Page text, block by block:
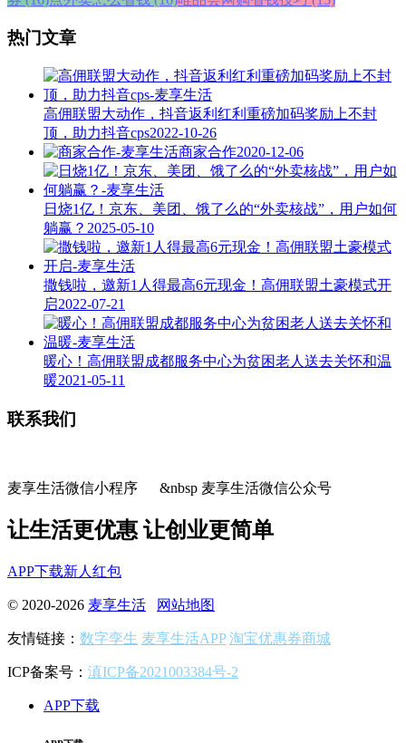
热门文章
高佣联盟大动作，抖音返利红利重磅加码奖励上不封
顶，助力抖音cps2022-10-26
商家合作2020-12-06
日烧1亿！京东、美团、饿了么的“外卖核战”，用户如何
躺赢？ 2025-05-10
撒钱啦，邀新1人得最高6元现金！高佣联盟土豪模式开
启2022-07-21
暖心！高佣联盟成都服务中心为贫困老人送去关怀和温
暖2021-05-11
联系我们
麦享生活微信小程序 &nbsp 麦享生活微信公众号
让生活更优惠 让创业更简单
APP下载新人红包
© 2020-2026 麦享生活 网站地图
友情链接： 数字孪生 麦享生活APP 淘宝优惠券商城
ICP备案号： 滇ICP备2021003384号-2
APP下载